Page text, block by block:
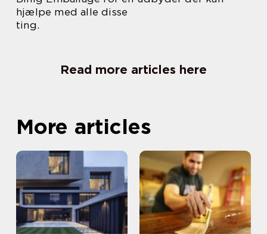
hjælpe med alle disse
ting.
Read more articles here
More articles